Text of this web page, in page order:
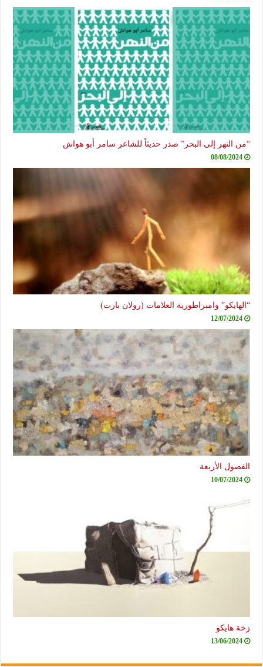
“من النهر إلى البحر” صدر حديثاً للشاعر سامر أبو هواش
08/08/2024
“الهايكو” وامبراطورية العلامات (رولان بارت)
12/07/2024
الفصول الأربعة
10/07/2024
زخة هايكو
13/06/2024